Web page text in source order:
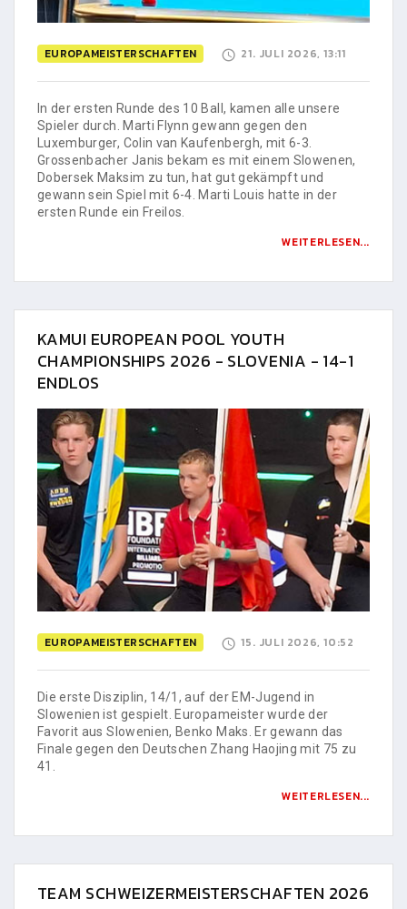
EUROPAMEISTERSCHAFTEN 21. JULI 2026, 13:11
In der ersten Runde des 10 Ball, kamen alle unsere
Spieler durch. Marti Flynn gewann gegen den
Luxemburger, Colin van Kaufenbergh, mit 6-3.
Grossenbacher Janis bekam es mit einem Slowenen,
Dobersek Maksim zu tun, hat gut gekämpft und
gewann sein Spiel mit 6-4. Marti Louis hatte in der
ersten Runde ein Freilos.
WEITERLESEN...
KAMUI EUROPEAN POOL YOUTH
CHAMPIONSHIPS 2026 - SLOVENIA - 14-1
ENDLOS
EUROPAMEISTERSCHAFTEN 15. JULI 2026, 10:52
Die erste Disziplin, 14/1, auf der EM-Jugend in
Slowenien ist gespielt. Europameister wurde der
Favorit aus Slowenien, Benko Maks. Er gewann das
Finale gegen den Deutschen Zhang Haojing mit 75 zu
41.
WEITERLESEN...
TEAM SCHWEIZERMEISTERSCHAFTEN 2026